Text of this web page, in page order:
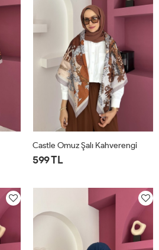
Castle Omuz Şalı Kahverengi
599 TL